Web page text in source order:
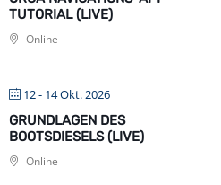
TUTORIAL (LIVE)
Online
12 - 14 Okt. 2026
GRUNDLAGEN DES
BOOTSDIESELS (LIVE)
Online